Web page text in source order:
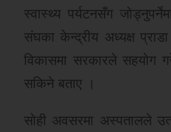
स्वास्थ्य पर्यटनसँग
संघका केन्द्रीय अध्यक्ष
विकासमा सरकारले सहयोग
सकिने बताए ।
सोही अवसरमा अस्पतालले